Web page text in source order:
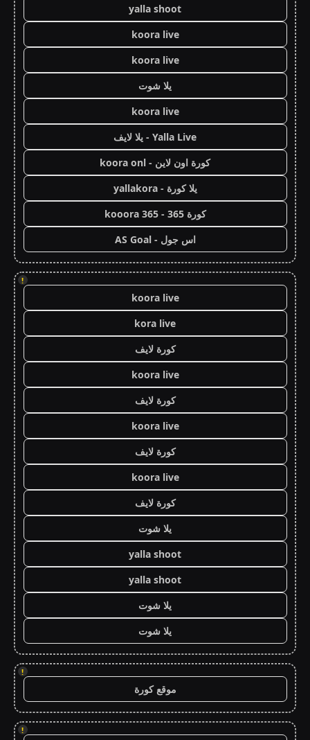
yalla shoot
koora live
koora live
يلا شوت
koora live
Yalla Live - يلا لايف
كورة اون لاين - koora onl
يلا كورة - yallakora
كورة 365 - kooora 365
اس جول - AS Goal
!
koora live
kora live
كورة لايف
koora live
كورة لايف
koora live
كورة لايف
koora live
كورة لايف
يلا شوت
yalla shoot
yalla shoot
يلا شوت
يلا شوت
!
موقع كورة
!